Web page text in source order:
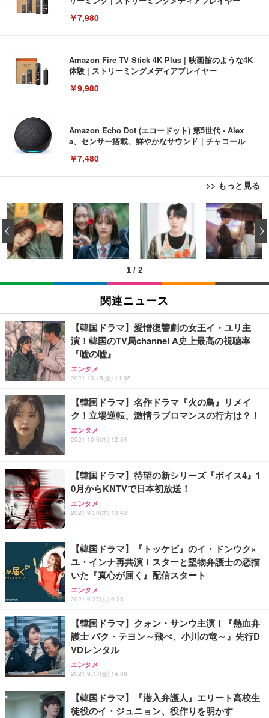
￥7,980
Amazon Fire TV Stick 4K Plus | 映画館のような4K
体験 | ストリーミングメディアプレイヤー
￥9,980
Amazon Echo Dot (エコードット) 第5世代 - Alex
a、センサー搭載、鮮やかなサウンド｜チャコール
￥7,480
>> もっと見る
[EdoErgo] オフィスチェア 椅子 テレワーク 疲れな
い 跳ね上げ式アームレスト コンパクト 約105度ロッ
キング pc 事務椅子 360度回転 座面昇降 強化ナイロ
ン樹脂ベース 通気性メッシュ 在宅ワーク H-WY01
(黒網+黒枠+黒足)
￥5,699
SIHOO B100 オフィスチェア／デスクチェア メッシ
ュチェア 人間工学 疲れない ブラック
￥27,999
Sezlife オフィスチェア デスクチェア 疲れない テレ
ワーク チェア 強化バックレスト 30度ロッキング機
能 人間工学 椅子 腰サポート 90度跳ね上げ式アーム
レスト 3Dヘッドレスト ハンガー付き 高反発クッシ
務用 おしゃれ パソコンチェア (ブラック)
Sezlife オフィスチェア デスクチェア 疲れない テレ
ワーク チェア 強化バックレスト 30度ロッキング機
能 人間工学 椅子 腰サポート 90度跳ね上げ式アーム
務用 おしゃれ パソコンチェア (ホワイト)
ANDWINT オフィスチェア デスクチェア 肘なし メ
ッシュ 通気性 ランバーサポート付き 腰サポート ガ
ス圧無段階昇降 360度回転 キャスター付き コンパク
EIZO ビジネス向けプレミアムモニター | FlexScan
EV3240X-WT | 31.5型4K UHD・USB Type-C・ホワ
イト
￥105,595
EIZO ビジネス向けプレミアムモニター | FlexScan
￥109,572
【純正品】27"ゲーミングモニター DualSense 充電
フック付き（CFI-ZDM1J）
￥49,979
【整備済み品】Dell E2724HS 27インチ 液晶モニタ
ー フルHD（1920×1080）VA 非光沢 HDMI/DisplayP
ort/VGA スピーカー内蔵 高さ調整 スイベル VESA対
【MiniLED/24.5inch/280Hz/FHD】GRAPHT THE S
HOOTER Gaming Monitor 24” Essential ゲーミン
グモニター QD 24.5インチ 1ms FHD 量子ドット 残
Amazonベーシック ペットシーツ 薄型 レギュラー 1
回使い捨て 無香料 ホワイト 300枚
￥3,373
Amazonベーシック ペットシーツ 厚型 ワイド 42枚
x2袋(84枚) ホワイト(吸収面:ライトブルー)
￥3,234
ネオ・ルーライフ ネオ・オムツ L 中型犬用 26枚入
り 単品
￥1,800
Smart Basic(スマートベーシック) 【Amazon.co.jp
限定】 Smart Basic アイリスオーヤマ ペットシーツ
超厚型 お徳用 ワイド 100枚入 (x 1) (ケース販売)
アイリスオーヤマ ペットシーツ 超厚型 お徳用 レギ
ュラー 200枚入【Amazon.co.jp限定】
1 / 2
‹
関連ニュース
【韓国ドラマ】愛憎復讐劇の女王イ・ユリ主
演！韓国のTV局channel A史上最高の視聴率
『嘘の嘘』
エンタメ
2021.10.15(金) 14:36
【韓国ドラマ】名作ドラマ『火の鳥』リメイ
ク！立場逆転、激情ラブロマンスの行方は？！
エンタメ
2021.10.6(水) 12:54
【韓国ドラマ】待望の新シリーズ『ボイス4』1
0月からKNTVで日本初放送！
エンタメ
2021.9.30(木) 10:43
【韓国ドラマ】『トッケビ』のイ・ドンウク×
ユ・インナ再共演！スターと堅物弁護士の恋描
いた『真心が届く』配信スタート
エンタメ
2021.9.27(月) 0:25
【韓国ドラマ】クォン・サンウ主演！『熱血弁
護士 パク・テヨン～飛べ、小川の竜～』先行D
VDレンタル
エンタメ
2021.9.17(金) 14:08
【韓国ドラマ】『潜入弁護人』エリート高校生
徒役のイ・ジュニョン、役作りを明かす